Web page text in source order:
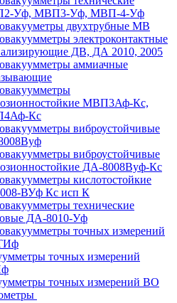
Уф, МВП3-Уф, МВП-4-Уф
двухтрубные МВ
электроконтактные
ДВ, ДА 2010, 2005
аммиачные
МВП3Аф-Кс,
Кс
виброустойчивые
виброустойчивые
ДА-8008Вуф-Кс
кислотостойкие
ВУф Кс исп К
технические
ДА-8010-Уф
точных измерений
точных измерений
точных измерений ВО